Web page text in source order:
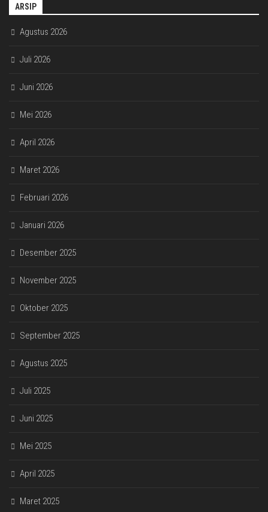
ARSIP
Agustus 2026
Juli 2026
Juni 2026
Mei 2026
April 2026
Maret 2026
Februari 2026
Januari 2026
Desember 2025
November 2025
Oktober 2025
September 2025
Agustus 2025
Juli 2025
Juni 2025
Mei 2025
April 2025
Maret 2025